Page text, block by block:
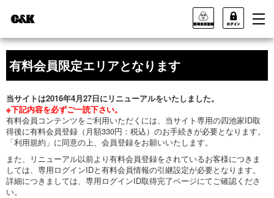
有料会員限定エリアとなります
当サイトは2016年4月27日にリニューアルをいたしました。
※下記内容を必ずご一読下さい。
有料会員コンテンツをご利用いただくには、当サイト専用の四池家ID取
得後に有料会員登録（月額330円：税込）のお手続きが必要となります。
「利用規約」に同意の上、会員登録をお願いいたします。
また、リニューアル以前より有料会員登録をされているお客様につきま
しては、専用ログインIDと有料会員情報の引継設定が必要となります。
詳細につきましては、専用ログインID取得完了ページにてご確認くださ
い。